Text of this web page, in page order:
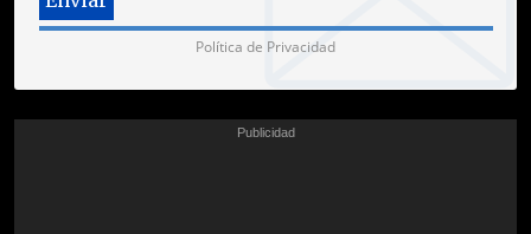
Política de Privacidad